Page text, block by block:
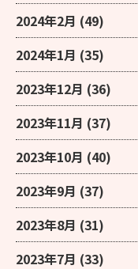
2024年2月 (49)
2024年1月 (35)
2023年12月 (36)
2023年11月 (37)
2023年10月 (40)
2023年9月 (37)
2023年8月 (31)
2023年7月 (33)